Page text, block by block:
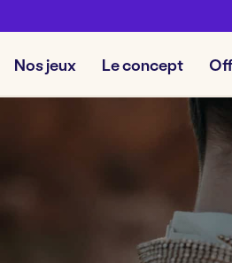
Nos jeux Le concept